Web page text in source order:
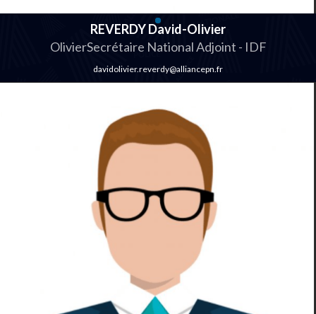
REVERDY David-Olivier
OlivierSecrétaire National Adjoint - IDF
davidolivier.reverdy@alliancepn.fr